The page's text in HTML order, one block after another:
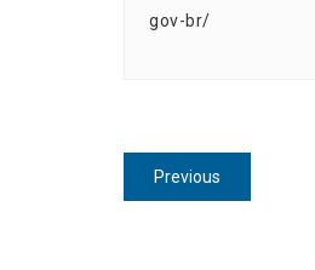
gov-br/
Navegação
de
Previous
post: